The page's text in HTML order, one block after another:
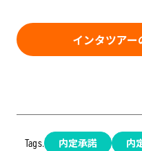
インタツアー
Tags. 内定承諾 内